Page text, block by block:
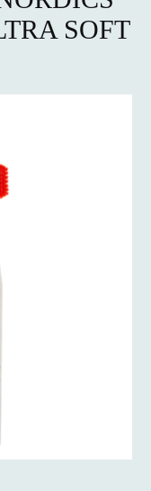
SOFT